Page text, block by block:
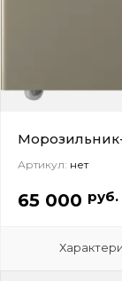
Морозильник-
Артикул: нет
65 000 руб.